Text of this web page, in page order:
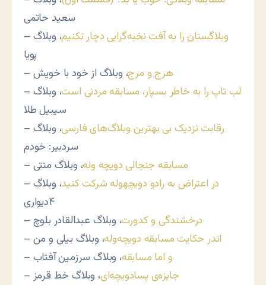
سعید حاتمی
–
وبلاگستان را به آفت نخبه‌گرایی دچار نکنیم، وبلاگ
پویا
–
هرج و مرج، وبلاگ از خود با خویش
–
لب تاپ را به خاطر بسپار، مسابقه مردنی است، وبلاگ
سیبیل طلا
–
رقابت نزدیک بی بهترین ‌وبلاگ‌های فارسی، وبلاگ
سردبیر: خودم
–
مسابقه جنجالی دویچه وله، وبلاگ متتی
–
در اعتراض به رادو دویچه­وله شرکت کنید، وبلاگ
۴دیواری
–
درخشندگی و کدورت، وبلاگ عبدالقادر بلوچ
–
اندر حکایت مسابقه دویچه‌وله، وبلاگ بیلی و من
–
و اما مسابقه، وبلاگ سرزمین آفتاب
–
جایزه‌ی پسادویچه‌ای، وبلاگ خط قرمز